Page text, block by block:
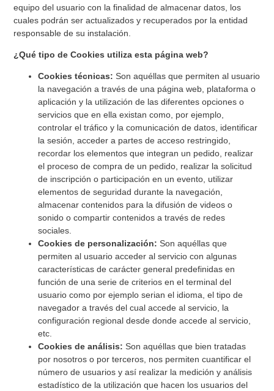
equipo del usuario con la finalidad de almacenar datos, los
cuales podrán ser actualizados y recuperados por la entidad
responsable de su instalación.
¿Qué tipo de Cookies utiliza esta página web?
Cookies técnicas: Son aquéllas que permiten al usuario
la navegación a través de una página web, plataforma o
aplicación y la utilización de las diferentes opciones o
servicios que en ella existan como, por ejemplo,
controlar el tráfico y la comunicación de datos, identificar
la sesión, acceder a partes de acceso restringido,
recordar los elementos que integran un pedido, realizar
el proceso de compra de un pedido, realizar la solicitud
de inscripción o participación en un evento, utilizar
elementos de seguridad durante la navegación,
almacenar contenidos para la difusión de videos o
sonido o compartir contenidos a través de redes
sociales.
Cookies de personalización: Son aquéllas que
permiten al usuario acceder al servicio con algunas
características de carácter general predefinidas en
función de una serie de criterios en el terminal del
usuario como por ejemplo serian el idioma, el tipo de
navegador a través del cual accede al servicio, la
configuración regional desde donde accede al servicio,
etc.
Cookies de análisis: Son aquéllas que bien tratadas
por nosotros o por terceros, nos permiten cuantificar el
número de usuarios y así realizar la medición y análisis
estadístico de la utilización que hacen los usuarios del